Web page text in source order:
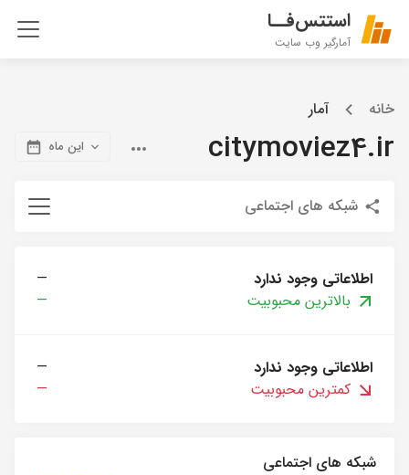
استتس‌فــا
آمارگیر وب سایت
خانه آمار
citymoviez4.ir این ماه
شبکه های اجتماعی
اطلاعاتی وجود ندارد
—
بالاترین محبوبیت
—
اطلاعاتی وجود ندارد
—
کمترین محبوبیت
—
شبکه های اجتماعی